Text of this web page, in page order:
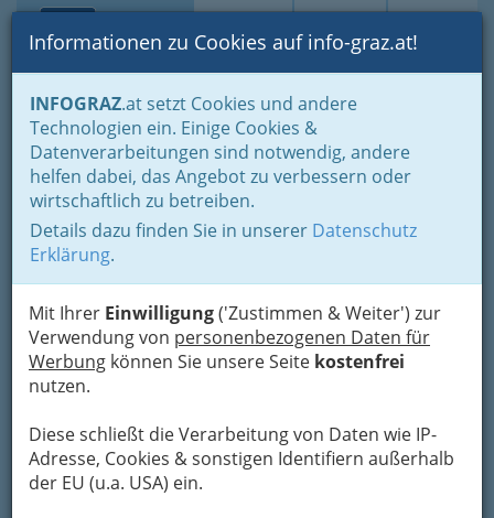
Suche Login Toggle
Informationen zu Cookies auf info-graz.at!
INFOGRAZ.at setzt Cookies und andere
Technologien ein. Einige Cookies &
Datenverarbeitungen sind notwendig, andere
helfen dabei, das Angebot zu verbessern oder
wirtschaftlich zu betreiben.
Details dazu finden Sie in unserer Datenschutz
Erklärung.
Mit Ihrer Einwilligung('Zustimmen & Weiter') zur
Verwendung von personenbezogenen Daten für
Werbung können Sie unsere Seite kostenfrei
nutzen.
Diese schließt die Verarbeitung von Daten wie IP-
Adresse, Cookies & sonstigen Identifiern außerhalb
der EU (u.a. USA) ein.
Home Lifestyle
Feste feiern
Der schönste Tag im Leben für viele
Live-Musik zum Tanz
Tanzband Scream
+43 664 4034 319
Jahren eine der meistgebuchten Live-Bands für
Maturabälle, Hochzeiten und
Tanzveranstaltungen in der Steiermark.Der
auf der Bühne ist
für uns genauso